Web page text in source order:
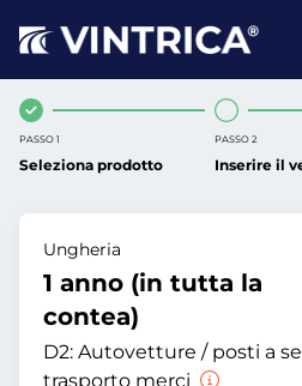
PASSO 1
Seleziona prodotto
PASSO 2
Inserire il
Ungheria
1 anno (in tutta la
contea)
D2: Autovetture / posti a
trasporto merci